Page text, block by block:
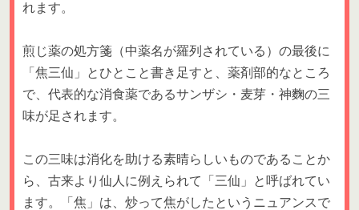
れます。
煎じ薬の処方箋（中薬名が羅列されている）の最後に
「焦三仙」とひとこと書き足すと、薬剤部的なところ
で、代表的な消食薬であるサンザシ・麦芽・神麴の三
味が足されます。
この三味は消化を助ける素晴らしいものであることか
ら、古来より仙人に例えられて「三仙」と呼ばれてい
ます。「焦」は、炒って焦がしたというニュアンスで